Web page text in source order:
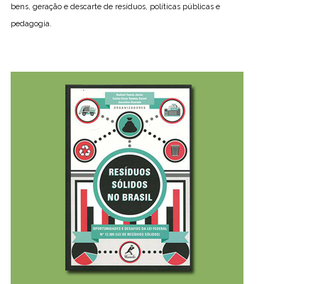
bens, geração e descarte de resíduos, políticas públicas e
pedagogia.